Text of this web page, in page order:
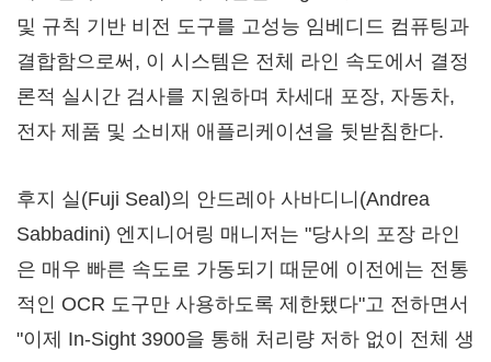
및 규칙 기반 비전 도구를 고성능 임베디드 컴퓨팅과
결합함으로써, 이 시스템은 전체 라인 속도에서 결정
론적 실시간 검사를 지원하며 차세대 포장, 자동차,
전자 제품 및 소비재 애플리케이션을 뒷받침한다.
후지 실(Fuji Seal)의 안드레아 사바디니(Andrea
Sabbadini) 엔지니어링 매니저는 "당사의 포장 라인
은 매우 빠른 속도로 가동되기 때문에 이전에는 전통
적인 OCR 도구만 사용하도록 제한됐다"고 전하면서
"이제 In-Sight 3900을 통해 처리량 저하 없이 전체 생